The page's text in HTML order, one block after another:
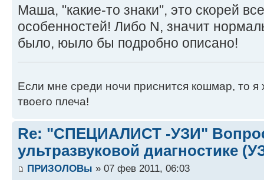
Маша, "какие-то знаки", это скорей
особенностей! Либо N, значит
было, юыло бы подробно описано!
Если мне среди ночи приснится кошмар, то я
твоего плеча!
Re: "СПЕЦИАЛИСТ -УЗИ"
ультразвуковой диагностике
ПРИЗОЛОВы » 07 фев 2011, 06:03